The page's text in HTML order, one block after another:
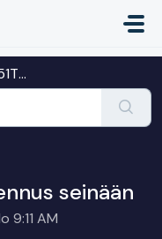
seinään
9:11 AM